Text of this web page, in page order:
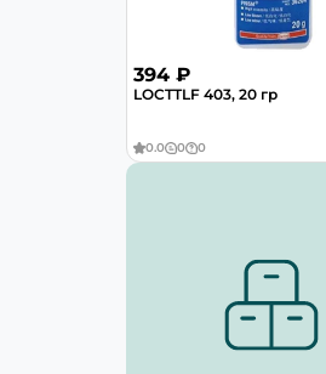
394 ₽
LOCTTLF 403, 20 гр
0.0 0 0